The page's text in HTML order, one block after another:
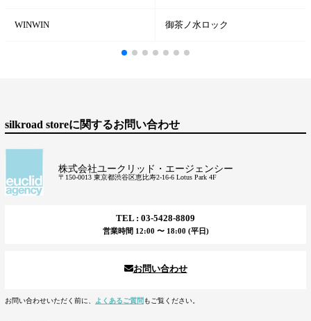
WINWIN 御茶ノ水ロック
silkroad storeに関するお問い合わせ
株式会社ユークリッド・エージェンシー
〒150-0013 東京都渋谷区恵比寿2-16-6 Lotus Park 4F
TEL : 03-5428-8809
営業時間 12:00 〜 18:00 (平日)
お問い合わせ
お問い合わせいただく前に、 よくあるご質問 もご覧ください。